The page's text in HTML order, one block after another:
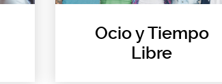
Ocio y Tiempo
Libre